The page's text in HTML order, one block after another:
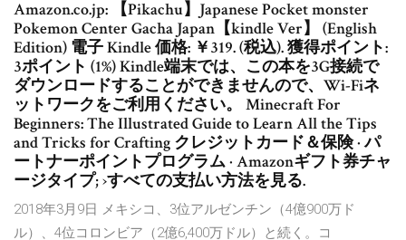
Amazon.co.jp: 【Pikachu】Japanese Pocket monster
Pokemon Center Gacha Japan【kindle Ver】 (English
Edition) 電子 Kindle 価格: ￥319. (税込). 獲得ポイント:
3ポイント (1%) Kindle端末では、この本を3G接続で
ダウンロードすることができませんので、Wi-Fiネ
ットワークをご利用ください。 Minecraft For
Beginners: The Illustrated Guide to Learn All the Tips
and Tricks for Crafting クレジットカード＆保険 · パ
ートナーポイントプログラム · Amazonギフト券チャ
ージタイプ; ›すべての支払い方法を見る.
2018年3月9日 メキシコ、3位アルゼンチン（4億900万ド
ル）、4位コロンビア（2億6,400万ドル）と続く。コ